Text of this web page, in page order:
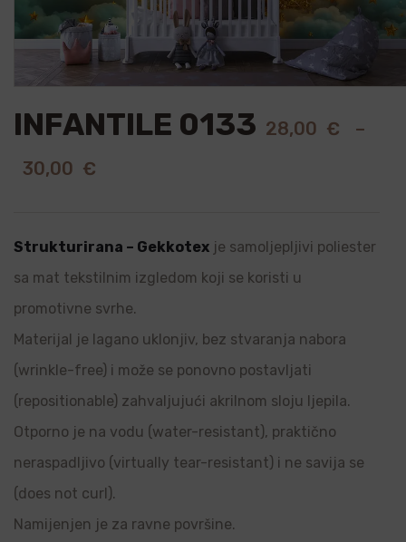
INFANTILE 0133 28,00 €
–
30,00 €
Strukturirana – Gekkotex je samoljepljivi poliester
sa mat tekstilnim izgledom koji se koristi u
promotivne svrhe.
Materijal je lagano uklonjiv, bez stvaranja nabora
(wrinkle-free) i može se ponovno postavljati
(repositionable) zahvaljujući akrilnom sloju ljepila.
Otporno je na vodu (water-resistant), praktično
neraspadljivo (virtually tear-resistant) i ne savija se
(does not curl).
Namijenjen je za ravne površine.